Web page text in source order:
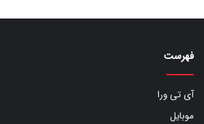
فهرست
آی تی ورا
موبایل